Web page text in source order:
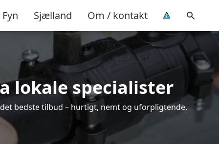
Fyn Sjælland Om / kontakt
lokale specialister
bedste tilbud – hurtigt, nemt og uforpligtende.